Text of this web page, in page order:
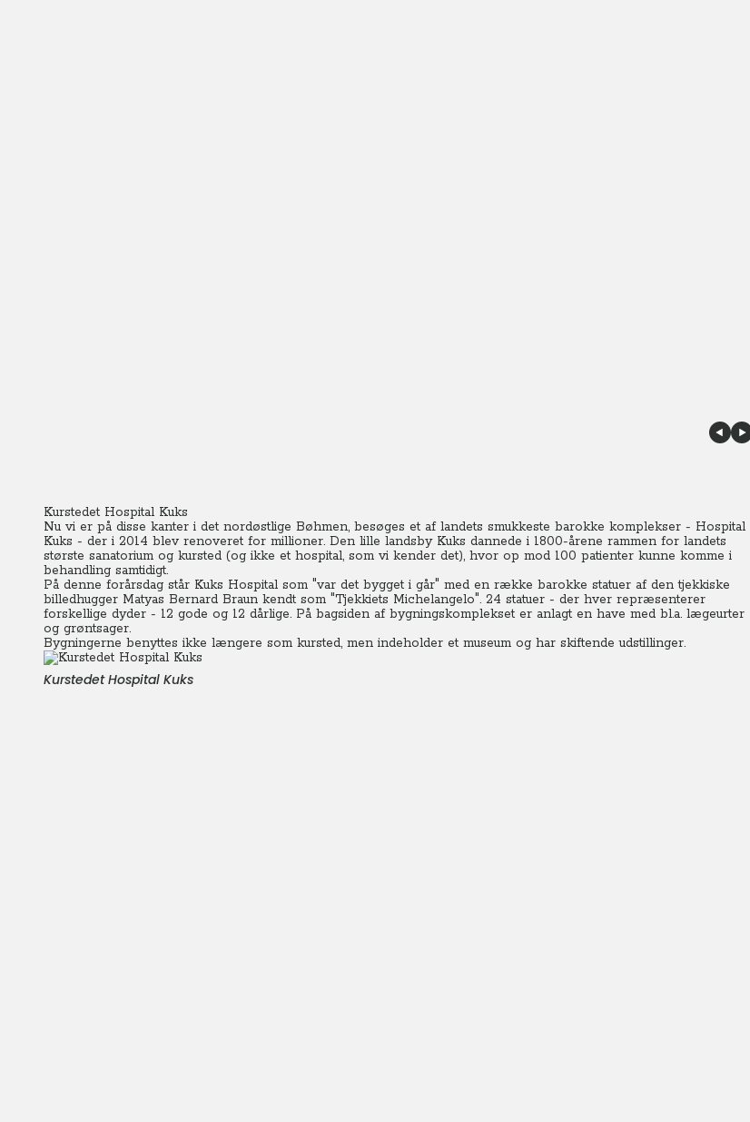
Kurstedet Hospital Kuks
Nu vi er på disse kanter i det nordøstlige Bøhmen, besøges et af landets smukkeste barokke komplekser - Hospital
Kuks - der i 2014 blev renoveret for millioner. Den lille landsby Kuks dannede i 1800-årene rammen for landets
største sanatorium og kursted (og ikke et hospital, som vi kender det), hvor op mod 100 patienter kunne komme i
behandling samtidigt.
På denne forårsdag står Kuks Hospital som "var det bygget i går" med en række barokke statuer af den tjekkiske
billedhugger Matyas Bernard Braun kendt som "Tjekkiets Michelangelo". 24 statuer - der hver repræsenterer
forskellige dyder - 12 gode og 12 dårlige. På bagsiden af bygningskomplekset er anlagt en have med bl.a. lægeurter
og grøntsager.
Bygningerne benyttes ikke længere som kursted, men indeholder et museum og har skiftende udstillinger.
Kurstedet Hospital Kuks